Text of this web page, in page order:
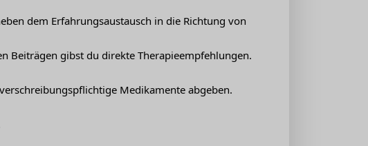
dem Erfahrungsaustausch in die Richtung von
Beiträgen gibst du direkte Therapieempfehlungen.
Medikamente abgeben.